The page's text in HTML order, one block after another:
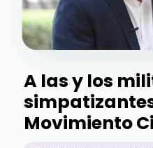
A las y los
Movimiento